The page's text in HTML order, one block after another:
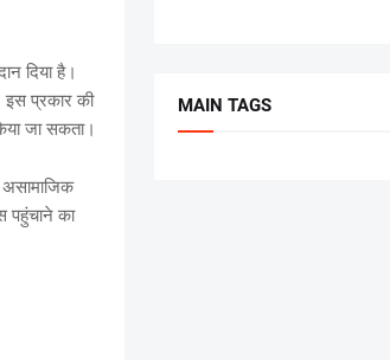
दिया है।
इस प्रकार की
जा सकता।
असामाजिक
पहुंचाने का
MAIN TAGS